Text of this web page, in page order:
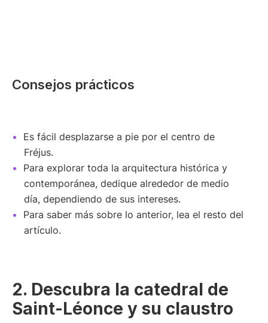
Consejos prácticos
Es fácil desplazarse a pie por el centro de
Fréjus.
Para explorar toda la arquitectura histórica y
contemporánea, dedique alrededor de medio
día, dependiendo de sus intereses.
Para saber más sobre lo anterior, lea el resto del
artículo.
2. Descubra la catedral de
Saint-Léonce y su claustro